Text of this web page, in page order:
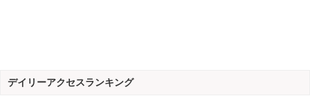
デイリーアクセスランキング